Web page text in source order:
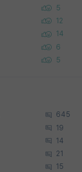
5
12
14
6
5
645
19
14
21
15